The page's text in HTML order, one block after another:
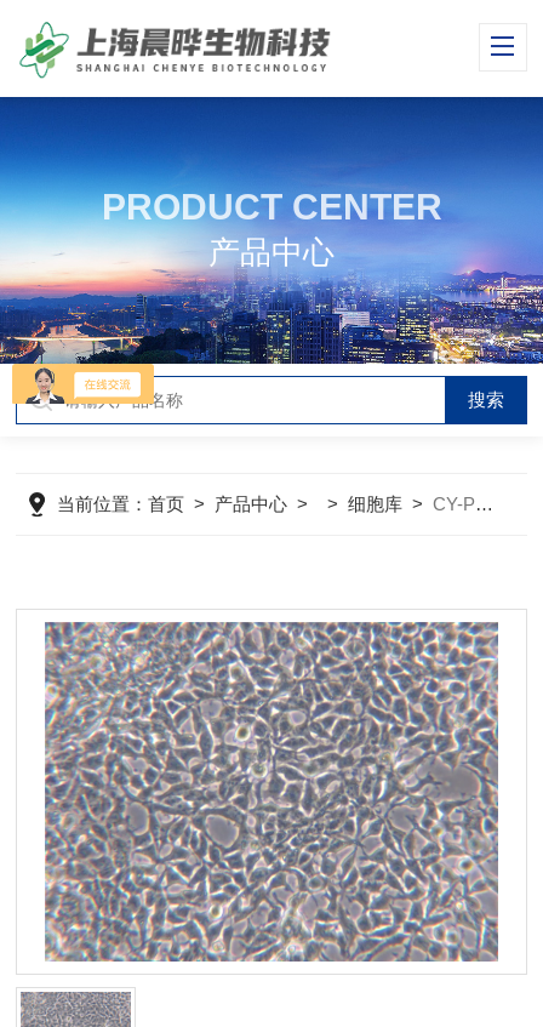
PRODUCT CENTER
产品中心
当前位置：首页 > 产品中心 > >细胞库 >CY-PC-M0136小鼠脑皮层神经元细胞